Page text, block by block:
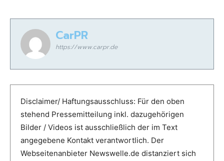
CarPR
https://www.carpr.de
Disclaimer/ Haftungsausschluss: Für den oben
stehend Pressemitteilung inkl. dazugehörigen
Bilder / Videos ist ausschließlich der im Text
angegebene Kontakt verantwortlich. Der
Webseitenanbieter Newswelle.de distanziert sich